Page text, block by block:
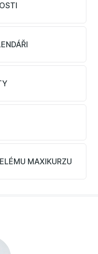
MAXIKURZU